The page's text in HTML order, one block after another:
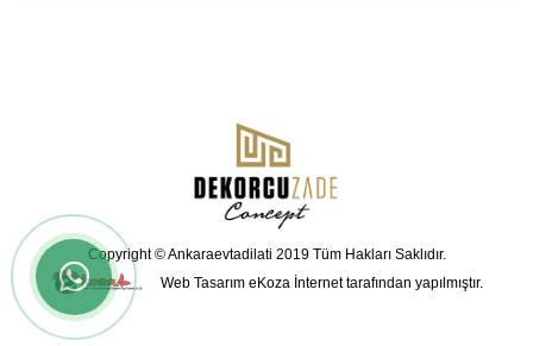
Copyright © Ankaraevtadilati 2019 Tüm Hakları Saklıdır.
Web TasarımeKoza İnternet tarafından yapılmıştır.